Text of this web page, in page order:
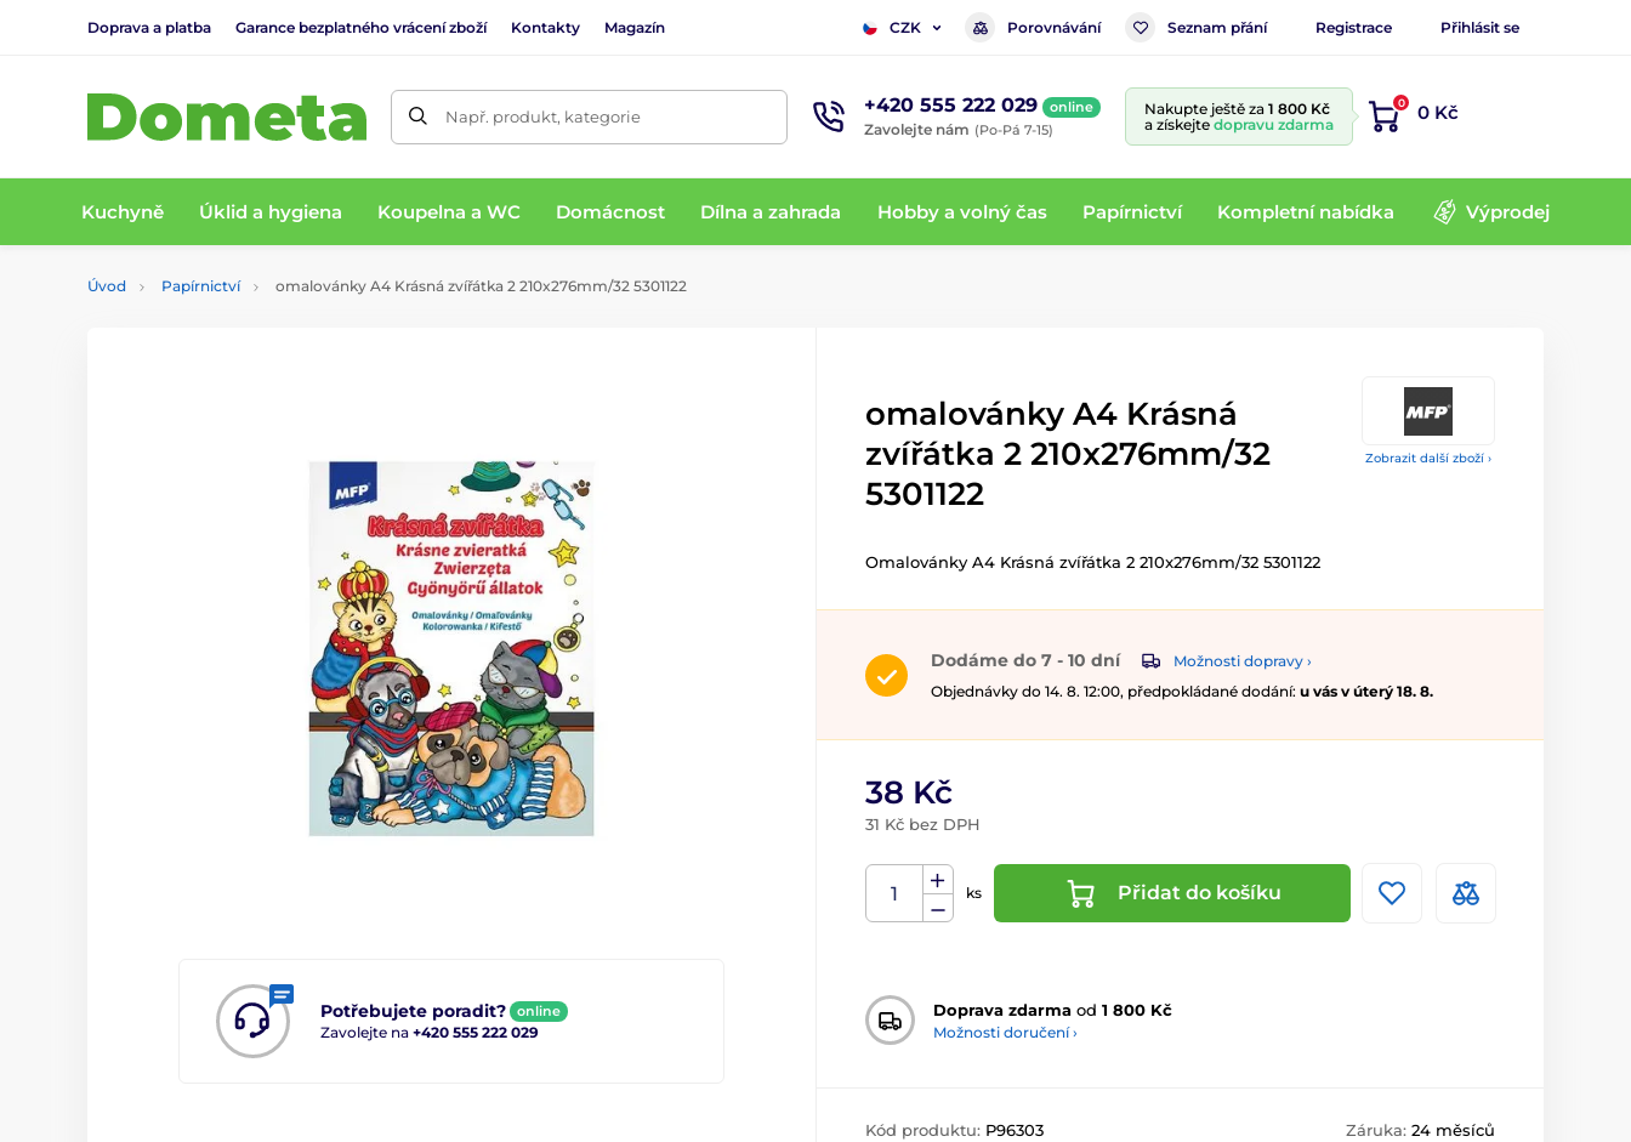
Doprava a platba Garance bezplatného vrácení zboží Kontakty Magazín CZK Porovnávání Seznam přání Registrace Přihlásit se
Např. produkt, kategorie +420 555 222 029 online
Zavolejte nám (Po-Pá 7-15)
Nakupte ještě za 1 800 Kč
a získejte dopravu zdarma
0 0 Kč
Kuchyně Úklid a hygiena Koupelna a WC Domácnost Dílna a zahrada Hobby a volný čas Papírnictví Kompletní nabídka Výprodej
Úvod Papírnictví omalovánky A4 Krásná zvířátka 2 210x276mm/32 5301122
Zobrazit další zboží ›
Potřebujete poradit? online
Zavolejte na +420 555 222 029
omalovánky A4 Krásná
zvířátka 2 210x276mm/32
5301122
Omalovánky A4 Krásná zvířátka 2 210x276mm/32 5301122
Dodáme do 7 - 10 dní
Možnosti dopravy ›
Objednávky do 14. 8. 12:00, předpokládané dodání: u vás v úterý 18. 8.
38 Kč
31 Kč bez DPH
ks Přidat do košíku
Doprava zdarma od 1 800 Kč
Možnosti doručení ›
Kód produktu: P96303 Záruka: 24 měsíců